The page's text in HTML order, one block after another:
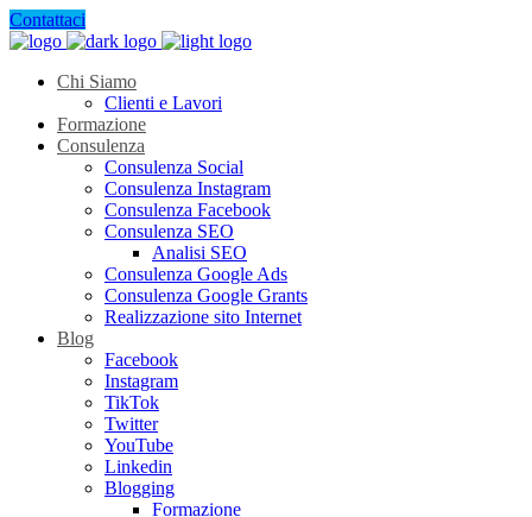
Contattaci
Chi Siamo
Clienti e Lavori
Formazione
Consulenza
Consulenza Social
Consulenza Instagram
Consulenza Facebook
Consulenza SEO
Analisi SEO
Consulenza Google Ads
Consulenza Google Grants
Realizzazione sito Internet
Blog
Facebook
Instagram
TikTok
Twitter
YouTube
Linkedin
Blogging
Formazione